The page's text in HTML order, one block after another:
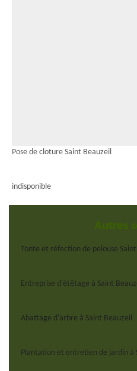
Pose de cloture Saint Beauzeil
indisponible
Autres
Tonte et réfection de pelouse
Entreprise d'étêtage à Saint
Abattage d'arbre à Saint Beauzeil
Plantation et entretien de jardin à